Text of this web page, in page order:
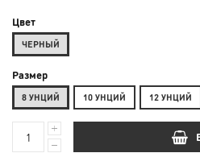
Цвет
ЧЕРНЫЙ
Размер
8 УНЦИЙ 10 УНЦИЙ 12 УНЦИЙ